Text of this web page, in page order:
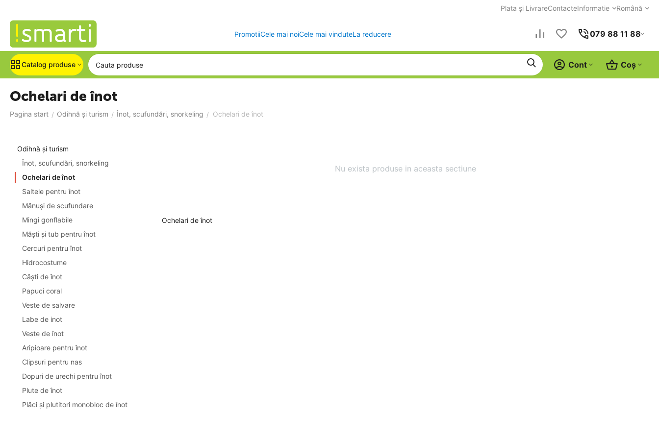
Plata și LivrareContacteInformatie Română
PromotiiCele mai noiCele mai vinduteLa reducere 079 88 11 88
Catalog produse Coș
Cont
Ochelari de înot
Pagina start / Odihnă și turism / Înot, scufundări, snorkeling / Ochelari de înot
Ochelari de înot
Nu exista produse in aceasta sectiune
Odihnă și turism
Înot, scufundări, snorkeling
Ochelari de înot
Saltele pentru înot
Mănuși de scufundare
Mingi gonflabile
Măşti şi tub pentru înot
Cercuri pentru înot
Hidrocostume
Căști de înot
Papuci сoral
Veste de salvare
Labe de inot
Veste de înot
Aripioare pentru înot
Clipsuri pentru nas
Dopuri de urechi pentru înot
Plute de înot
Plăci și plutitori monobloc de înot